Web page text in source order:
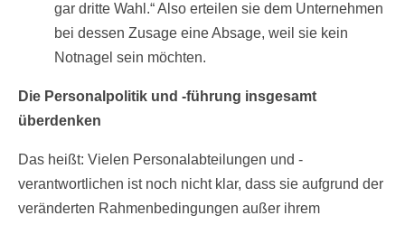
gar dritte Wahl.“ Also erteilen sie dem Unternehmen
bei dessen Zusage eine Absage, weil sie kein
Notnagel sein möchten.
Die Personalpolitik und -führung insgesamt
überdenken
Das heißt: Vielen Personalabteilungen und -
verantwortlichen ist noch nicht klar, dass sie aufgrund der
veränderten Rahmenbedingungen außer ihrem